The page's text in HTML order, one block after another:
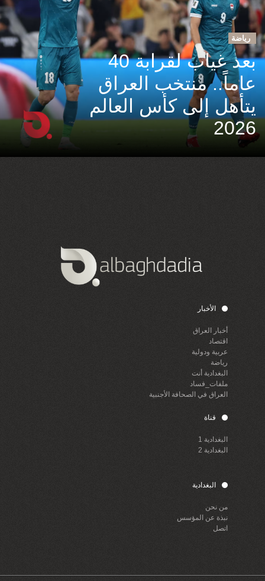
رياضة
بعد غياب لقرابة 40
عاماً.. منتخب العراق
يتأهل إلى كأس العالم
2026
الأخبار
أخبار العراق
اقتصاد
عربية ودولية
رياضة
البغدادية أنت
ملفات_فساد
العراق في الصحافة الأجنبية
قناة
البغدادية 1
البغدادية 2
البغدادية
من نحن
نبذة عن المؤسس
اتصل